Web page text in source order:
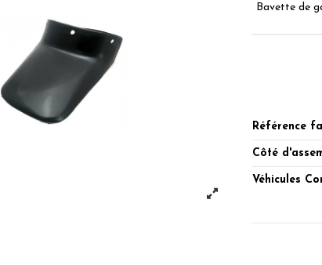
Bavette de
Référence
Côté
Véhicules